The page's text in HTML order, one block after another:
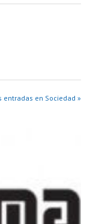
entradas en Sociedad »